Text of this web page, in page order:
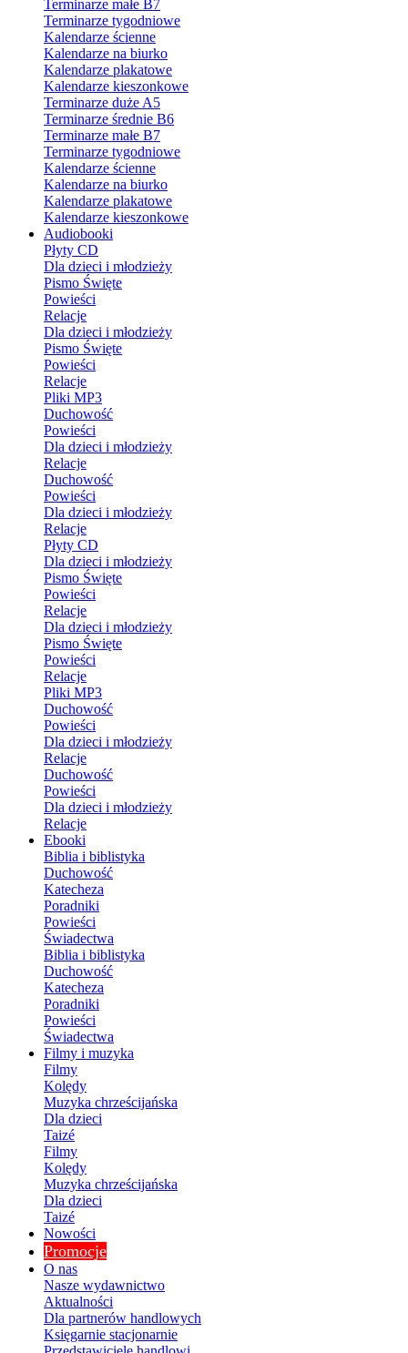
Terminarze małe B7
Terminarze tygodniowe
Kalendarze ścienne
Kalendarze na biurko
Kalendarze plakatowe
Kalendarze kieszonkowe
Terminarze duże A5
Terminarze średnie B6
Terminarze małe B7
Terminarze tygodniowe
Kalendarze ścienne
Kalendarze na biurko
Kalendarze plakatowe
Kalendarze kieszonkowe
Audiobooki
Płyty CD
Dla dzieci i młodzieży
Pismo Święte
Powieści
Relacje
Dla dzieci i młodzieży
Pismo Święte
Powieści
Relacje
Pliki MP3
Duchowość
Powieści
Dla dzieci i młodzieży
Relacje
Duchowość
Powieści
Dla dzieci i młodzieży
Relacje
Płyty CD
Dla dzieci i młodzieży
Pismo Święte
Powieści
Relacje
Dla dzieci i młodzieży
Pismo Święte
Powieści
Relacje
Pliki MP3
Duchowość
Powieści
Dla dzieci i młodzieży
Relacje
Duchowość
Powieści
Dla dzieci i młodzieży
Relacje
Ebooki
Biblia i biblistyka
Duchowość
Katecheza
Poradniki
Powieści
Świadectwa
Biblia i biblistyka
Duchowość
Katecheza
Poradniki
Powieści
Świadectwa
Filmy i muzyka
Filmy
Kolędy
Muzyka chrześcijańska
Dla dzieci
Taizé
Filmy
Kolędy
Muzyka chrześcijańska
Dla dzieci
Taizé
Nowości
Promocje
O nas
Nasze wydawnictwo
Aktualności
Dla partnerów handlowych
Księgarnie stacjonarnie